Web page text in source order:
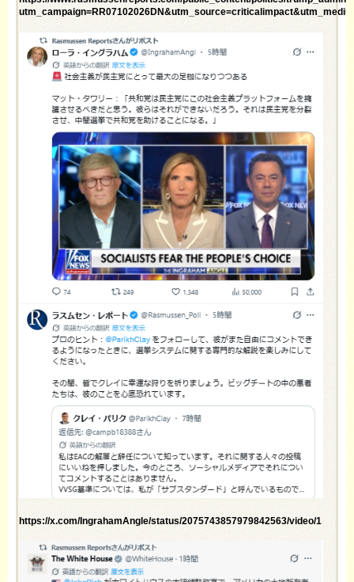
https://x.com/IngrahamAngle/status/2075743857979842563/video/1